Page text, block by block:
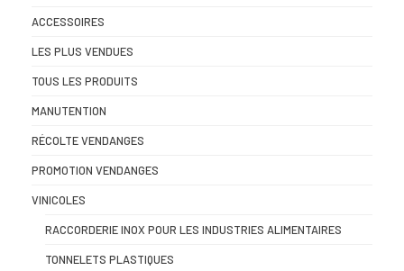
ACCESSOIRES
LES PLUS VENDUES
TOUS LES PRODUITS
MANUTENTION
RÉCOLTE VENDANGES
PROMOTION VENDANGES
VINICOLES
RACCORDERIE INOX POUR LES INDUSTRIES ALIMENTAIRES
TONNELETS PLASTIQUES